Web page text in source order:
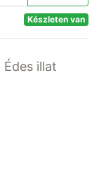
Készleten van
illat